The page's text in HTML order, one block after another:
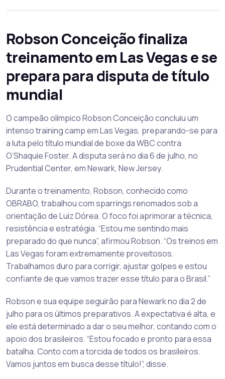
Robson Conceição finaliza
treinamento em Las Vegas e se
prepara para disputa de título
mundial
O campeão olímpico Robson Conceição concluiu um
intenso training camp em Las Vegas, preparando-se para
a luta pelo título mundial de boxe da WBC contra
O’Shaquie Foster. A disputa será no dia 6 de julho, no
Prudential Center, em Newark, New Jersey.
Durante o treinamento, Robson, conhecido como
OBRABO, trabalhou com sparrings renomados sob a
orientação de Luiz Dórea. O foco foi aprimorar a técnica,
resistência e estratégia. “Estou me sentindo mais
preparado do que nunca”, afirmou Robson. “Os treinos em
Las Vegas foram extremamente proveitosos.
Trabalhamos duro para corrigir, ajustar golpes e estou
confiante de que vamos trazer esse título para o Brasil.”
Robson e sua equipe seguirão para Newark no dia 2 de
julho para os últimos preparativos. A expectativa é alta, e
ele está determinado a dar o seu melhor, contando com o
apoio dos brasileiros. “Estou focado e pronto para essa
batalha. Conto com a torcida de todos os brasileiros.
Vamos juntos em busca desse título!”, disse.